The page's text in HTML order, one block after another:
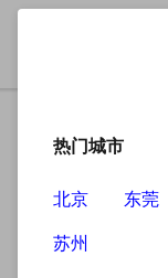
热门城市
北京 东莞
苏州